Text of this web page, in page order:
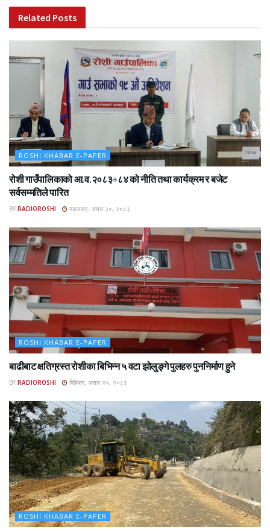
Related Posts
ROSHI KHABAR E-PAPER
रोशी गाउँपालिकाको आ.व.२०८३÷८४ को नीति तथा कार्यक्रम र बजेट
सर्वसम्मतिले पारित
BY RADIOROSHI मङ्लबार, असार ३०, २०८३
ROSHI KHABAR E-PAPER
बाढीबाट क्षतिग्रस्त रोशीका बिभिन्न ५ वटा झोलुङ्गे पुलहरु पुननिर्माण हुने
BY RADIOROSHI बिहिबार, असार २५, २०८३
ROSHI KHABAR E-PAPER